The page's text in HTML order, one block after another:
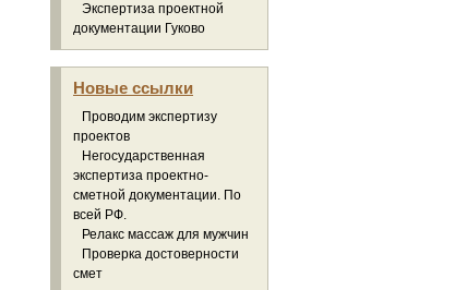
Экспертиза проектной
документации Гуково
Новые ссылки
Проводим экспертизу
проектов
Негосударственная
экспертиза проектно-
сметной документации. По
всей РФ.
Релакс массаж для мужчин
Проверка достоверности
смет